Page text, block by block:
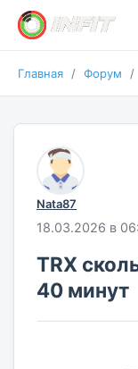
Главная / Форум /
Nata87
18.03.2026 в
TRX
40 минут